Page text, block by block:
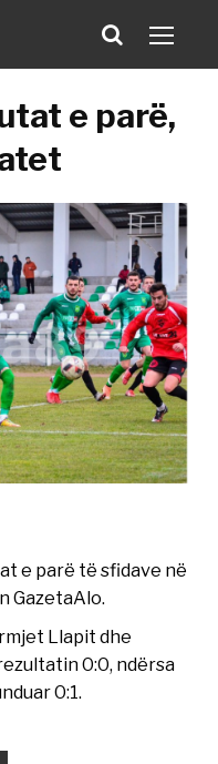
e parë,
e parë të sfidave në
GazetaAlo.
Llapit dhe
0:0, ndërsa
0:1.